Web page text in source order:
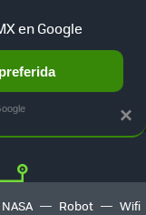
LIBRE
NASA Robot Wifi
×
en Google